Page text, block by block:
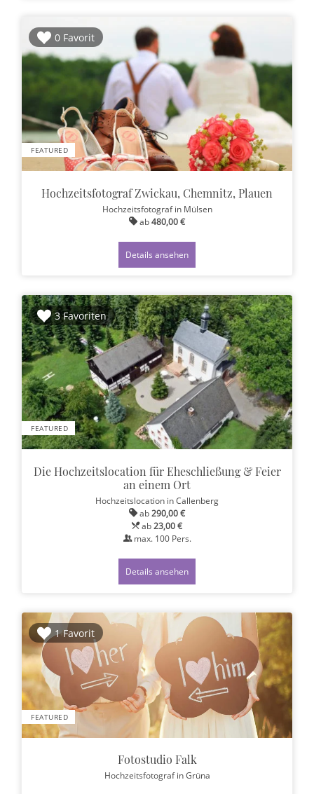
0 Favorit
FEATURED
Hochzeitsfotograf Zwickau, Chemnitz, Plauen
Hochzeitsfotografin Mülsen
ab480,00 €
Details ansehen
3 Favoriten
FEATURED
Die Hochzeitslocation für Eheschließung & Feier
an einem Ort
Hochzeitslocation in Callenberg
ab290,00 €
ab23,00 €
max. 100Pers.
Details ansehen
1 Favorit
FEATURED
Fotostudio Falk
Hochzeitsfotografin Grüna